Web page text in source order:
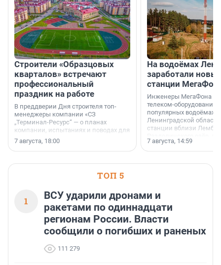
Строители «Образцовых
кварталов» встречают
профессиональный
праздник на работе
В преддверии Дня строителя топ-
менеджеры компании «СЗ
„Терминал-Ресурс“ — о планах
компании, испытаниях и поводах для
осторожного оптимизма.
7 августа, 18:00
На водоёмах
заработали
станции
Инженеры МегаФона
телеком-оборудование
популярных водоёмах
Ленинградской
станции вблизи
недалеко от Большого
водопада.
7 августа, 14:59
ТОП 5
1
ВСУ ударили дронами и
ракетами по одиннадцати
регионам России. Власти
сообщили о погибших и раненых
111 279